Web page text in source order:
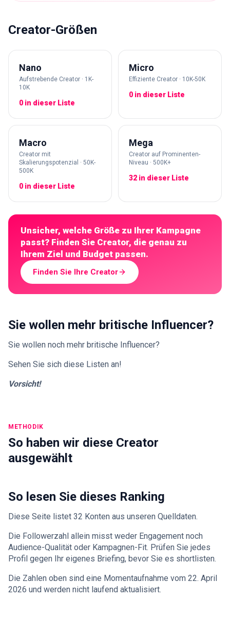
Creator-Größen
Nano
Aufstrebende Creator · 1K-
10K
0 in dieser Liste
Micro
Effiziente Creator · 10K-50K
0 in dieser Liste
Macro
Creator mit
Skalierungspotenzial · 50K-
500K
0 in dieser Liste
Mega
Creator auf Prominenten-
Niveau · 500K+
32 in dieser Liste
Unsicher, welche Größe zu Ihrer Kampagne
passt? Finden Sie Creator, die genau zu
Ihrem Ziel und Budget passen.
Finden Sie Ihre Creator
Sie wollen mehr britische Influencer?
Sie wollen noch mehr britische Influencer?
Sehen Sie sich diese Listen an!
Vorsicht!
METHODIK
So haben wir diese Creator
ausgewählt
So lesen Sie dieses Ranking
Diese Seite listet 32 Konten aus unseren Quelldaten.
Die Followerzahl allein misst weder Engagement noch
Audience-Qualität oder Kampagnen-Fit. Prüfen Sie jedes
Profil gegen Ihr eigenes Briefing, bevor Sie es shortlisten.
Die Zahlen oben sind eine Momentaufnahme vom 22. April
2026 und werden nicht laufend aktualisiert.